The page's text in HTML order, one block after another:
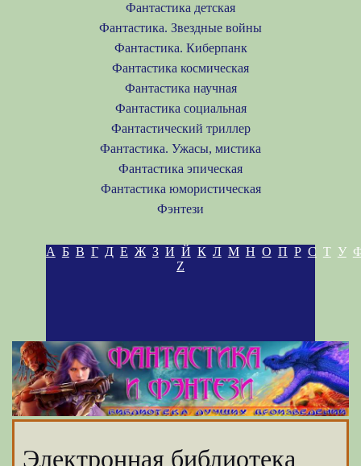
Фантастика детская
Фантастика. Звездные войны
Фантастика. Киберпанк
Фантастика космическая
Фантастика научная
Фантастика социальная
Фантастический триллер
Фантастика. Ужасы, мистика
Фантастика эпическая
Фантастика юмористическая
Фэнтези
А Б В Г Д Е Ж З И Й К Л М Н О П Р С Т У
Z
Электронная библиотека